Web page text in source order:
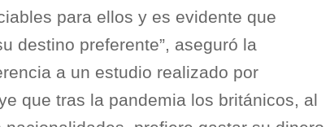
para ellos y es evidente que
destino preferente”, aseguró la
a un estudio realizado por
que tras la pandemia los británicos, al